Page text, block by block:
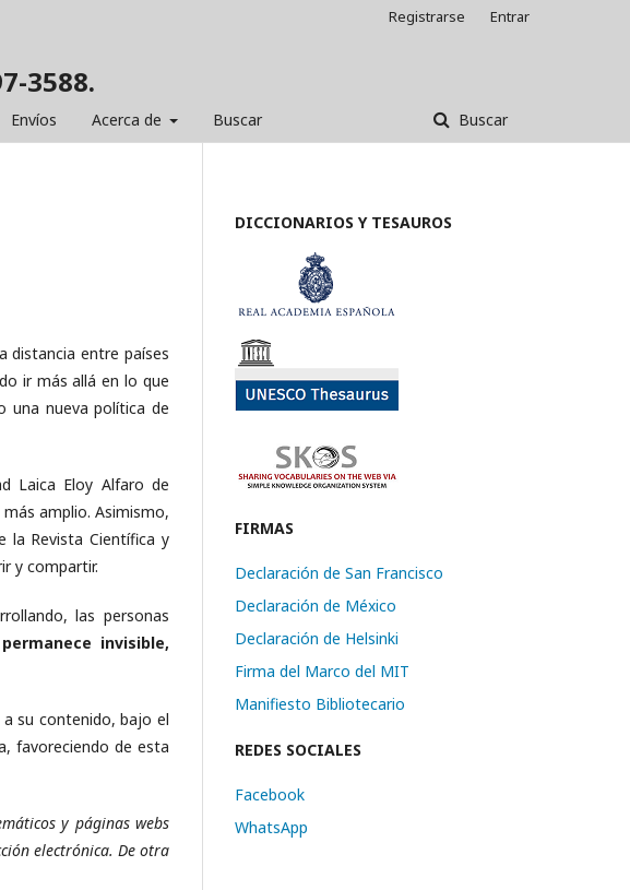
3588.
Envíos Acerca de Buscar Buscar
Registrarse Entrar
distancia entre países
ir más allá en lo que
una nueva política de
Laica Eloy Alfaro de
amplio. Asimismo,
la Revista Científica y
y compartir.
las personas
invisible,
su contenido, bajo el
favoreciendo de esta
y páginas webs
electrónica. De otra
DICCIONARIOS Y TESAUROS
FIRMAS
Declaración de San Francisco
Declaración de México
Declaración de Helsinki
Firma del Marco del MIT
Manifiesto Bibliotecario
REDES SOCIALES
Facebook
WhatsApp